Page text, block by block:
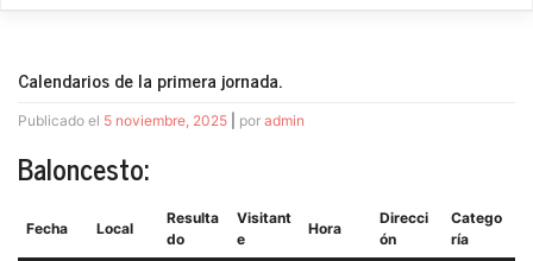
Calendarios de la primera jornada.
Publicado el 5 noviembre, 2025 por admin
Baloncesto:
Fecha Local
Resulta
do
Visitant
e
Hora
Direcci
ón
Catego
ría